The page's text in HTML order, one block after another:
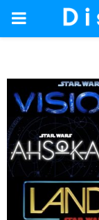
PRIMARY